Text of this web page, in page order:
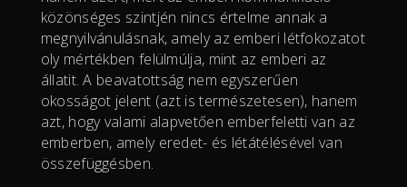
közönséges szintjén nincs értelme annak a
megnyilvánulásnak, amely az emberi létfokozatot
oly mértékben felülmúlja, mint az emberi az
állatit. A beavatottság nem egyszerűen
okosságot jelent (azt is természetesen), hanem
azt, hogy valami alapvetően emberfeletti van az
emberben, amely eredet- és létátélésével van
összefüggésben.